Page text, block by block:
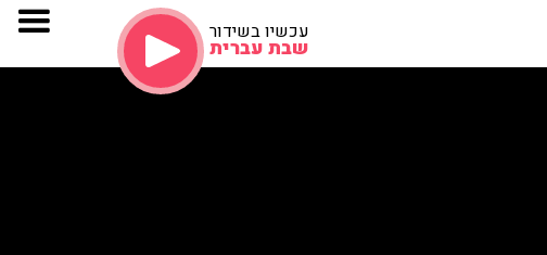
עכשיו בשידור
שבת עברית